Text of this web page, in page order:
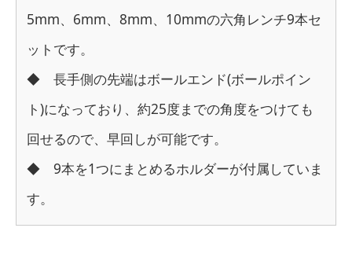
5mm、6mm、8mm、10mmの六角レンチ9本セ
ットです。
◆ 長手側の先端はボールエンド(ボールポイン
ト)になっており、約25度までの角度をつけても
回せるので、早回しが可能です。
◆ 9本を1つにまとめるホルダーが付属していま
す。